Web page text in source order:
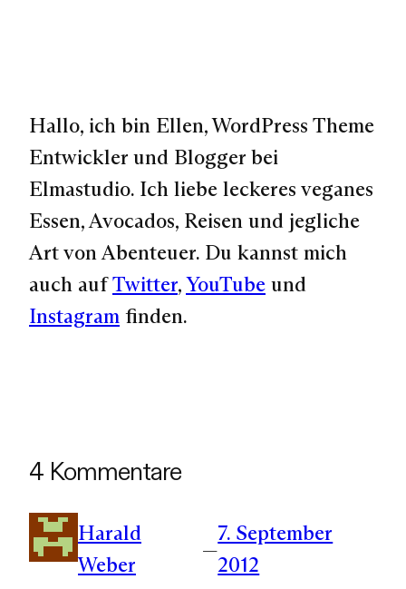
Hallo, ich bin Ellen, WordPress Theme
Entwickler und Blogger bei
Elmastudio. Ich liebe leckeres veganes
Essen, Avocados, Reisen und jegliche
Art von Abenteuer. Du kannst mich
auch aufTwitter,YouTube und
Instagram finden.
4 Kommentare
Harald
Weber
—
7. September
2012